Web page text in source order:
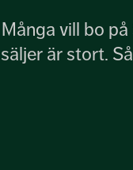
Många vill bo
säljer är stort.